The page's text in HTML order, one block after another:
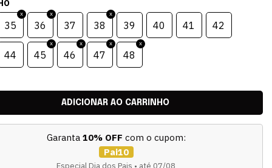
35 36 37 38 39 40 41 42
44 45 46 47 48
Garanta 10% OFF com o cupom:
Pai10
Especial Dia dos Pais • até 07/08